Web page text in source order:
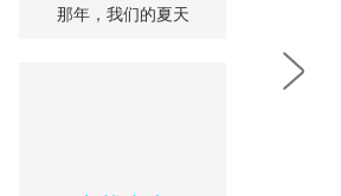
那年，我们的夏天